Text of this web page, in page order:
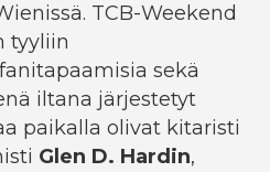
TCB-Weekend
tyyliin
sekä
iltana järjestetyt
paikalla olivat kitaristi
Glen D. Hardin,